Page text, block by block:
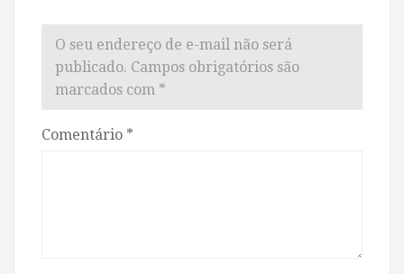
O seu endereço de e-mail não será
publicado. Campos obrigatórios são
marcados com *
Comentário *